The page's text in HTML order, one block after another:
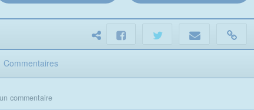
Commentaires
commentaire